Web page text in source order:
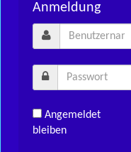
Anmeldung
Angemeldet
bleiben